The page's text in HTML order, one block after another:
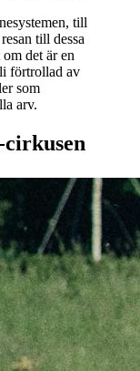
till
till dessa
det är en
förtrollad av
som
arv.